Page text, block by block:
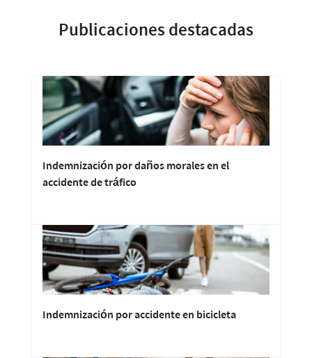
Publicaciones destacadas
Indemnización por daños morales en el
accidente de tráfico
Indemnización por accidente en bicicleta